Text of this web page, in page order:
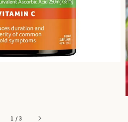
1 /3